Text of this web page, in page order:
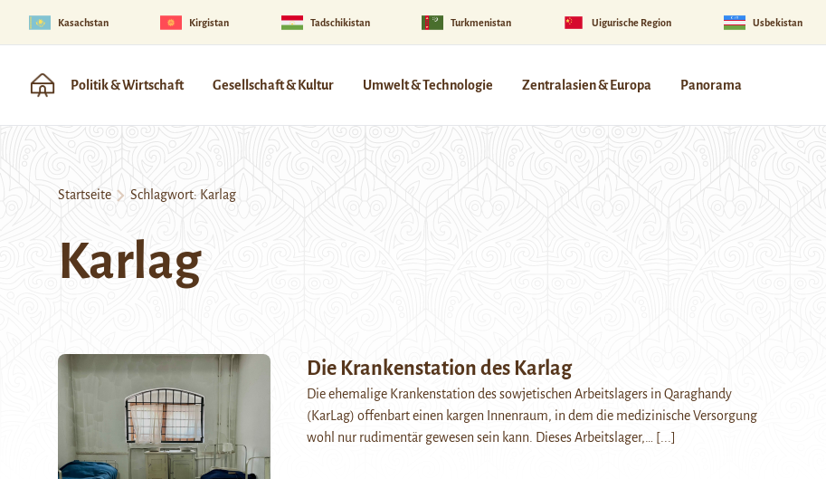
Kasachstan Kirgistan Tadschikistan Turkmenistan Uigurische Region Usbekistan
Politik & Wirtschaft Gesellschaft & Kultur Umwelt & Technologie Zentralasien & Europa Panorama
Startseite Schlagwort: Karlag
Karlag
Die Krankenstation des Karlag
Die ehemalige Krankenstation des sowjetischen Arbeitslagers in Qaraghandy
(KarLag) offenbart einen kargen Innenraum, in dem die medizinische Versorgung
wohl nur rudimentär gewesen sein kann. Dieses Arbeitslager,…
[...]